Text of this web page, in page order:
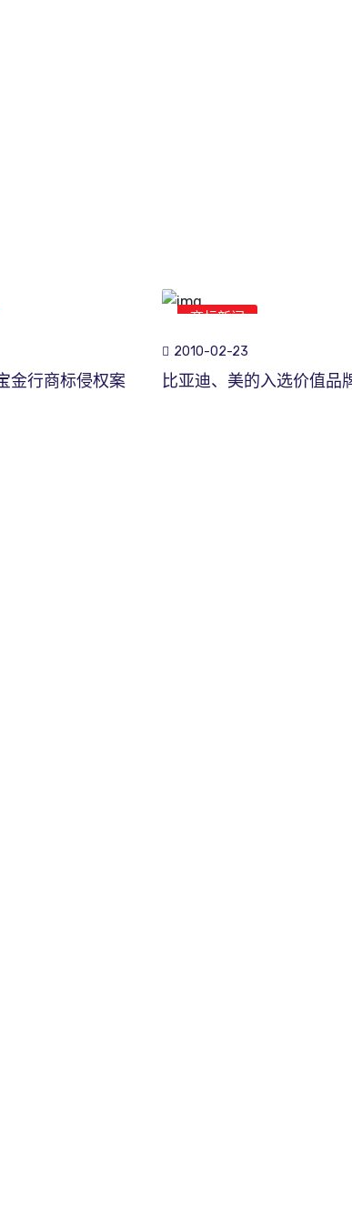
金行商标侵权案
商标新闻
2010-02-23
比亚迪、美的入选价值品